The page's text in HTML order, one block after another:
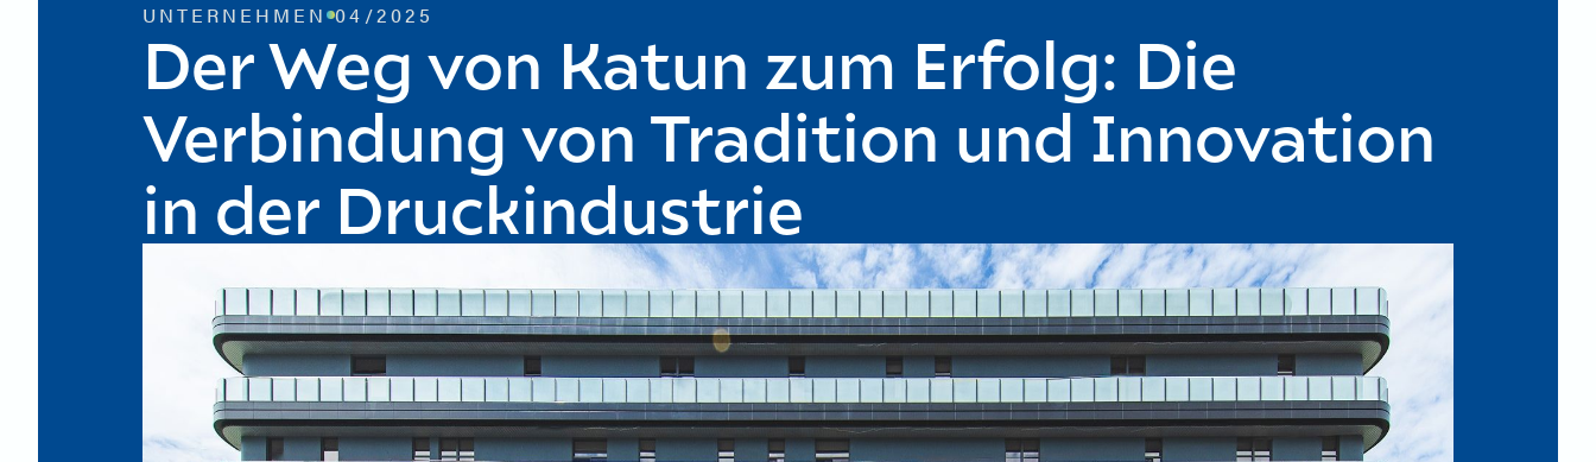
UNTERNEHMEN 04/2025
Der Weg von Katun zum Erfolg: Die
Verbindung von Tradition und Innovation
in der Druckindustrie